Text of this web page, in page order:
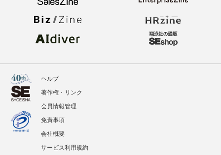
ヘルプ
著作権・リンク
会員情報管理
免責事項
会社概要
サービス利用規約